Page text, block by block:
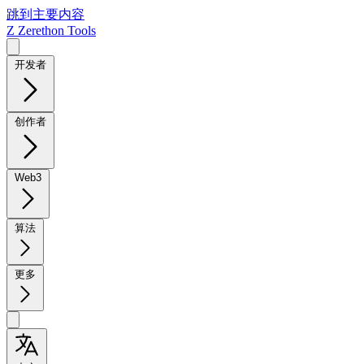
跳到主要内容
Z Zerethon Tools
开发者
创作者
Web3
算法
更多